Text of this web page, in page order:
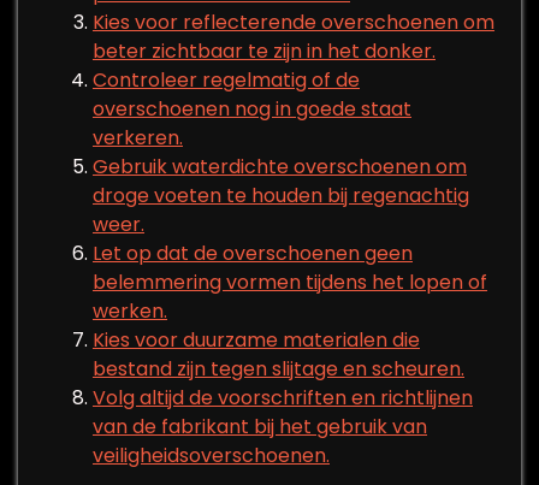
Kies voor reflecterende overschoenen om
beter zichtbaar te zijn in het donker.
Controleer regelmatig of de
overschoenen nog in goede staat
verkeren.
Gebruik waterdichte overschoenen om
droge voeten te houden bij regenachtig
weer.
Let op dat de overschoenen geen
belemmering vormen tijdens het lopen of
werken.
Kies voor duurzame materialen die
bestand zijn tegen slijtage en scheuren.
Volg altijd de voorschriften en richtlijnen
van de fabrikant bij het gebruik van
veiligheidsoverschoenen.